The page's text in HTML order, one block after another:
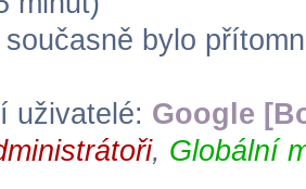
bylo
uživatelé: Google
, Globální